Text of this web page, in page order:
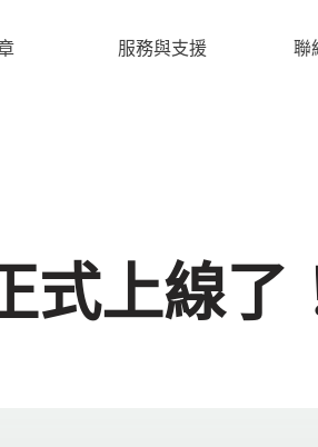
服務與支援 聯
式上線了